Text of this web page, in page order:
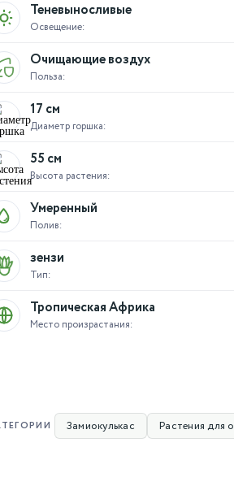
Освещение:
Теневыносливые
Польза:
Очищающие воздух
Диаметр горшка:
17 см
Высота растения:
55 см
Полив:
Умеренный
Тип:
зензи
Место произрастания:
Тропическая Африка
Замиокулькас Растения для